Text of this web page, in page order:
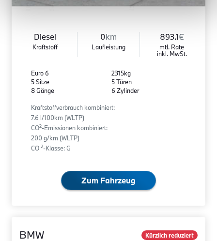
Diesel
Kraftstoff
0km
Laufleistung
893.1€
mtl. Rate
inkl. MwSt.
Euro 6
5 Sitze
8 Gänge
2315kg
5 Türen
6 Zylinder
Kraftstoffverbrauch kombiniert:
7.6 l/100km (WLTP)
CO2-Emissionen kombiniert:
200 g/km (WLTP)
CO 2-Klasse: G
Zum Fahrzeug
BMW Kürzlich reduziert